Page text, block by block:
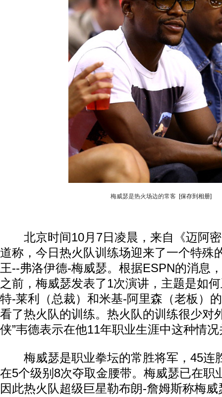
梅威瑟是热火场边的常客 [保存到相册]
北京时间10月7日凌晨，来自《迈阿密
道称，今日热火队训练场迎来了一个特殊
王--弗洛伊德-梅威瑟。根据ESPN的消息
之前，梅威瑟发表了1次演讲，主题是如
特-莱利（总裁）和米基-阿里森（老板）
看了热火队的训练。热火队的训练很少对
侠”韦德表示在他11年职业生涯中这种情
梅威瑟是职业拳坛的常胜将军，45连
在5个级别8次夺取金腰带。梅威瑟已在职
因此热火队超级巨星勒布朗-詹姆斯称梅威